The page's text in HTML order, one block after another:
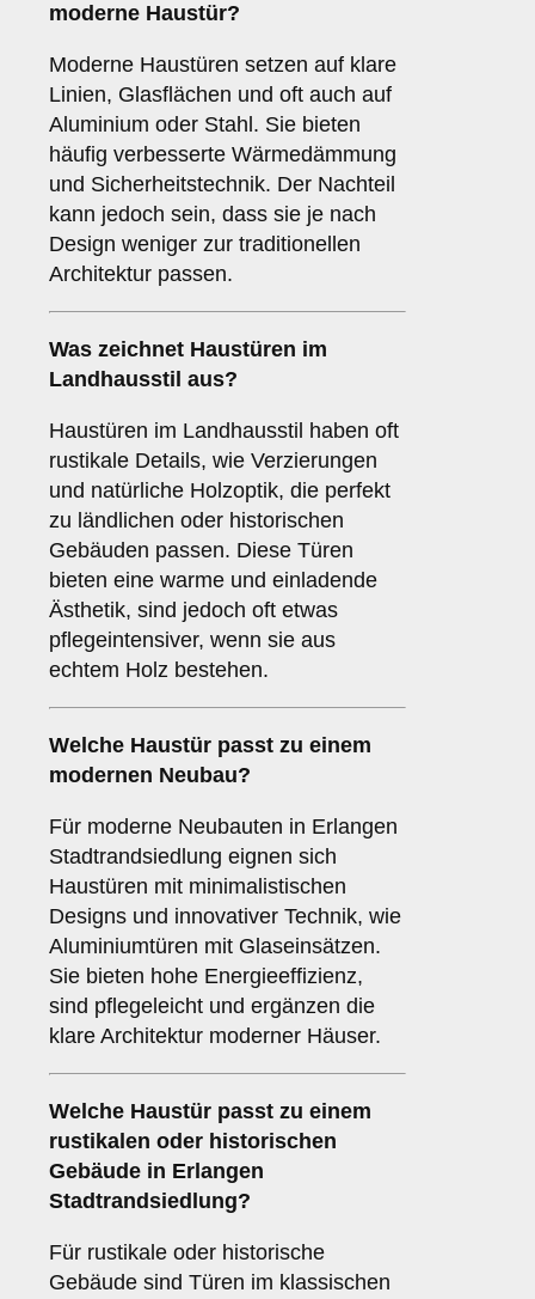
moderne Haustür?
Moderne Haustüren setzen auf klare
Linien, Glasflächen und oft auch auf
Aluminium oder Stahl. Sie bieten
häufig verbesserte Wärmedämmung
und Sicherheitstechnik. Der Nachteil
kann jedoch sein, dass sie je nach
Design weniger zur traditionellen
Architektur passen.
Was zeichnet Haustüren im
Landhausstil aus?
Haustüren im Landhausstil haben oft
rustikale Details, wie Verzierungen
und natürliche Holzoptik, die perfekt
zu ländlichen oder historischen
Gebäuden passen. Diese Türen
bieten eine warme und einladende
Ästhetik, sind jedoch oft etwas
pflegeintensiver, wenn sie aus
echtem Holz bestehen.
Welche Haustür passt zu einem
modernen Neubau?
Für moderne Neubauten in Erlangen
Stadtrandsiedlung eignen sich
Haustüren mit minimalistischen
Designs und innovativer Technik, wie
Aluminiumtüren mit Glaseinsätzen.
Sie bieten hohe Energieeffizienz,
sind pflegeleicht und ergänzen die
klare Architektur moderner Häuser.
Welche Haustür passt zu einem
rustikalen oder historischen
Gebäude in Erlangen
Stadtrandsiedlung?
Für rustikale oder historische
Gebäude sind Türen im klassischen